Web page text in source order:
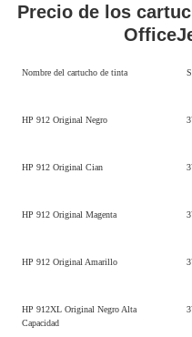
Precio de los
Nombre del cartucho de tinta
HP 912 Original Negro
HP 912 Original Cian
HP 912 Original Magenta
HP 912 Original Amarillo
HP 912XL Original Negro Alta
Capacidad